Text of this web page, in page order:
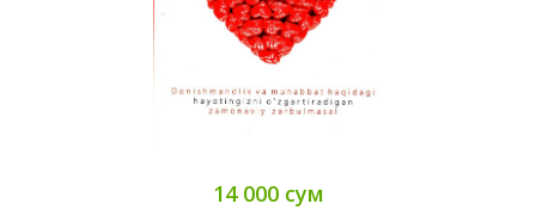
14 000 сум